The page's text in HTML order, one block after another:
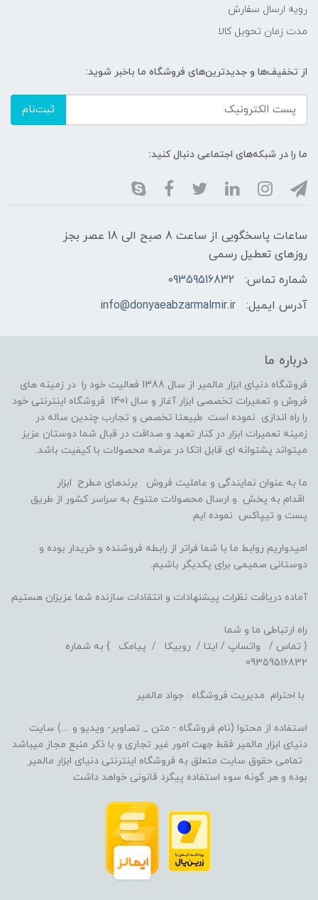
رویه ارسال سفارش
مدت زمان تحویل کالا
از تخفیف‌ها و جدیدترین‌های فروشگاه ما باخبر شوید:
ثبت‌نام
ما را در شبکه‌های اجتماعی دنبال کنید:
ساعات پاسخگویی از ساعت 8 صبح الی 18 عصر بجز
روزهای تعطیل رسمی
شماره تماس:
09359516832
آدرس ایمیل:
info@donyaeabzarmalmir.ir
درباره ما
فروشگاه دنیای ابزار مالمیر از سال 1388 فعالیت خود را در زمینه های
فروش و تعمیرات تخصصی ابزار آغاز و سال 1401 فروشگاه اینترنتی خود
را راه اندازی نموده است. طبیعتا تخصص و تجارب چندین ساله در
زمینه تعمیرات ابزار در کنار تعهد و صداقت در قبال شما دوستان عزیز
میتواند پشتوانه ای قابل اتکا در عرضه محصولات با کیفیت باشد.
ما به عنوان نمایندگی و عاملیت فروش برندهای مطرح ابزار
اقدام به پخش و ارسال محصولات متنوع به سراسر کشور از طریق
پست و تیپاکس نموده ایم.
امیدواریم روابط ما با شما فراتر از رابطه فروشنده و خریدار بوده و
دوستانی صمیمی برای یکدیگر باشیم.
آماده دریافت نظرات پیشنهادات و انتقادات سازنده شما عزیزان هستیم
.
راه ارتباطی ما و شما
{ تماس / واتساپ / ایتا / روبیکا / پیامک } به شماره
09359516832
با احترام مدیریت فروشگاه : جواد مالمیر
استفاده از محتوا (نام فروشگاه - متن _ تصاویر- ویدیو و ....) سایت
دنیای ابزار مالمیر فقط جهت امور غیر تجاری و با ذکر منبع مجاز میباشد
. تمامی حقوق سایت متعلق به فروشگاه اینترنتی دنیای ابزار مالمیر
بوده و هر گونه سوء استفاده پیگرد قانونی خواهد داشت.